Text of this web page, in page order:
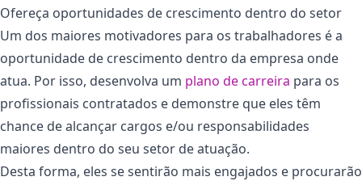
Ofereça oportunidades de crescimento dentro do setor
Um dos maiores motivadores para os trabalhadores é a
oportunidade de crescimento dentro da empresa onde
atua. Por isso, desenvolva um plano de carreira para os
profissionais contratados e demonstre que eles têm
chance de alcançar cargos e/ou responsabilidades
maiores dentro do seu setor de atuação.
Desta forma, eles se sentirão mais engajados e procurarão